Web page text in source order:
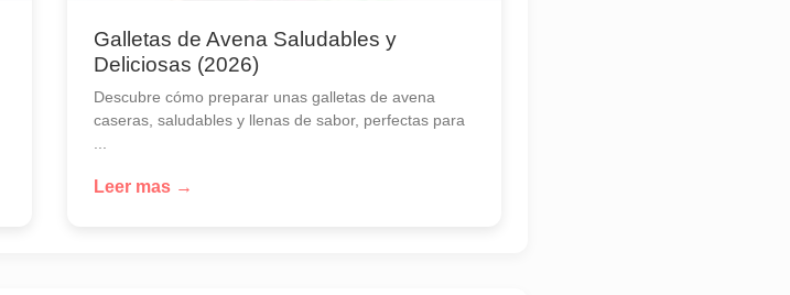
Galletas de Avena Saludables y
Deliciosas (2026)
Descubre cómo preparar unas galletas de avena
caseras, saludables y llenas de sabor, perfectas para
Leer mas →